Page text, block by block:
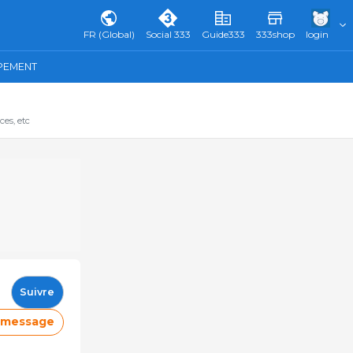
FR (Global) Social 333 Guide333 333shop login
etc
Suivre